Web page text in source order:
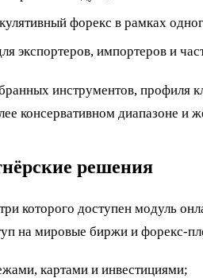
форекс в рамках
экспортеров, импортеров и
инструментов, профиля
консервативном диапазоне и
решения
которого доступен модуль
на мировые биржи и форекс-
картами и инвестициями;